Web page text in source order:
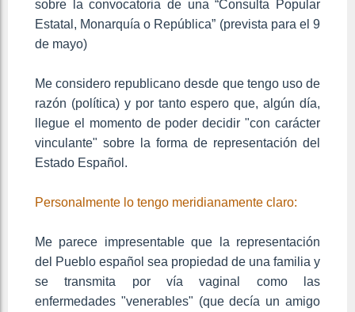
sobre la convocatoria de una “Consulta Popular
Estatal, Monarquía o República” (prevista para el 9
de mayo)
Me considero republicano desde que tengo uso de
razón (política) y por tanto espero que, algún día,
llegue el momento de poder decidir "con carácter
vinculante" sobre la forma de representación del
Estado Español.
Personalmente lo tengo meridianamente claro:
Me parece impresentable que la representación
del Pueblo español sea propiedad de una familia y
se transmita por vía vaginal como las
enfermedades "venerables" (que decía un amigo